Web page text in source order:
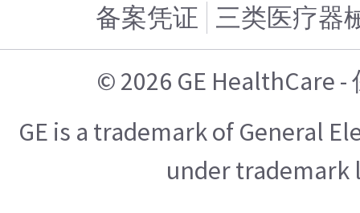
备案凭证 三类医疗器
© 2026 GE HealthCare
GE is a trademark of General
under trademark